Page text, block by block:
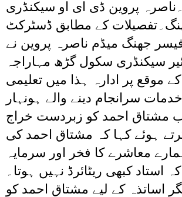
پروین ڈی ای او سیکنڈری
کے مطابق ڈسٹرکٹ
جھنگ میڈم ناصرہ پروین نے
سیکنڈری سکول گڑھ مہاراجہ
موقع پر ادارہ ہذا میں تعلیمی
سرانجام دینے والے ہونہار
مشتاق احمد کو زبردست خراج
ہوئے کہا کہ مشتاق احمد کی
معاشرے کا فخر اور سرمایہ
استاد کبھی ریٹائرڈ نہیں ہوتا۔
اساتذہ کے لیے مشتاق احمد کو